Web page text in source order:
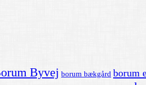
Byvej borum bækgård borum